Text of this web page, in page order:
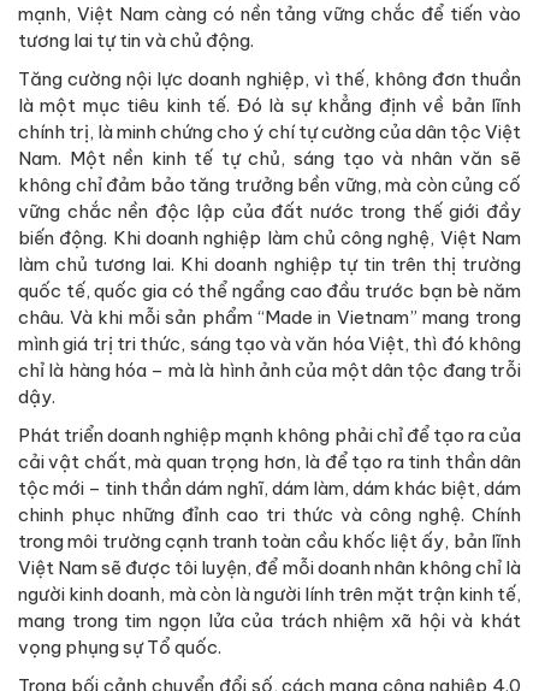
mạnh, Việt Nam càng có nền tảng vững chắc để tiến vào
tương lai tự tin và chủ động.
Tăng cường nội lực doanh nghiệp, vì thế, không đơn thuần
là một mục tiêu kinh tế. Đó là sự khẳng định về bản lĩnh
chính trị, là minh chứng cho ý chí tự cường của dân tộc Việt
Nam. Một nền kinh tế tự chủ, sáng tạo và nhân văn sẽ
không chỉ đảm bảo tăng trưởng bền vững, mà còn củng cố
vững chắc nền độc lập của đất nước trong thế giới đầy
biến động. Khi doanh nghiệp làm chủ công nghệ, Việt Nam
làm chủ tương lai. Khi doanh nghiệp tự tin trên thị trường
quốc tế, quốc gia có thể ngẩng cao đầu trước bạn bè năm
châu. Và khi mỗi sản phẩm “Made in Vietnam” mang trong
mình giá trị tri thức, sáng tạo và văn hóa Việt, thì đó không
chỉ là hàng hóa – mà là hình ảnh của một dân tộc đang trỗi
dậy.
Phát triển doanh nghiệp mạnh không phải chỉ để tạo ra của
cải vật chất, mà quan trọng hơn, là để tạo ra tinh thần dân
tộc mới – tinh thần dám nghĩ, dám làm, dám khác biệt, dám
chinh phục những đỉnh cao tri thức và công nghệ. Chính
trong môi trường cạnh tranh toàn cầu khốc liệt ấy, bản lĩnh
Việt Nam sẽ được tôi luyện, để mỗi doanh nhân không chỉ là
người kinh doanh, mà còn là người lính trên mặt trận kinh tế,
mang trong tim ngọn lửa của trách nhiệm xã hội và khát
vọng phụng sự Tổ quốc.
Trong bối cảnh chuyển đổi số, cách mạng công nghiệp 4.0